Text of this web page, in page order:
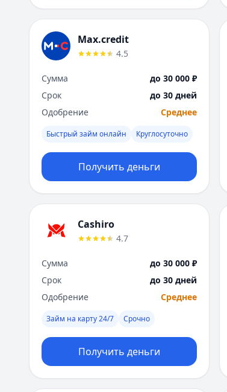
Max.credit
4.5
Сумма
до 30 000 ₽
Срок
до 30 дней
Одобрение
Среднее
Быстрый займ онлайн Круглосуточно
Получить деньги
Cashiro
4.7
Сумма
до 30 000 ₽
Срок
до 30 дней
Одобрение
Среднее
Займ на карту 24/7 Срочно
Получить деньги